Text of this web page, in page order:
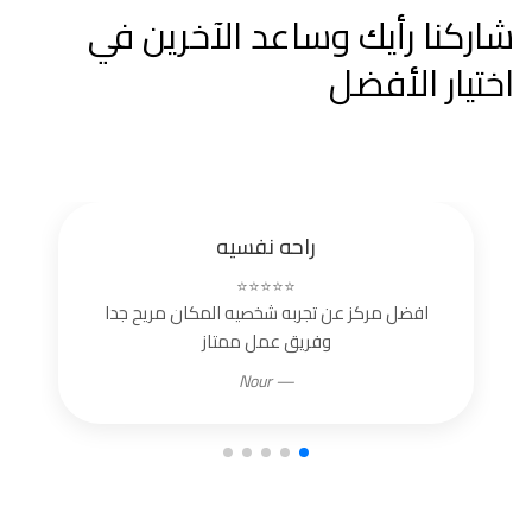
شاركنا رأيك وساعد الآخرين في
اختيار الأفضل
راحه نفسيه
⭐⭐⭐⭐⭐
افضل مركز عن تجربه شخصيه المكان مريح جدا
وفريق عمل ممتاز
— Nour